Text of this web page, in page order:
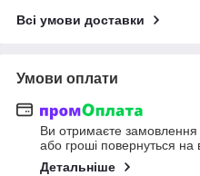
Всі умови доставки
Умови оплати
Ви отримаєте замовлення
або гроші повернуться на
Детальніше